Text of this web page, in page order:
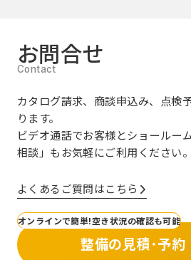
お問合せ
カタログ請求、商談申込み、点検
ります。
ビデオ通話でお客様とショールー
相談」も お気軽にご利用ください。
よくあるご質問はこちら
オンラインで簡単!空き状況の確認も可能
整備の見積･予約